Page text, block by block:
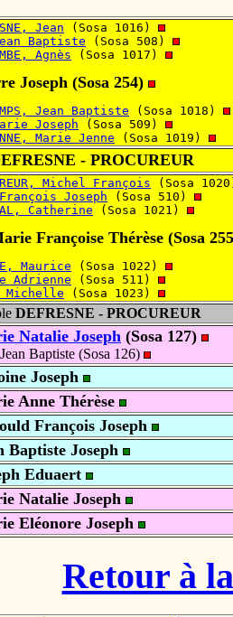
Jean (Sosa 1016)
Baptiste (Sosa 508)
Agnès (Sosa 1017)
Joseph (Sosa 254)
Jean Baptiste (Sosa 1018)
Joseph (Sosa 509)
Marie Jenne (Sosa 1019)
- PROCUREUR
Michel François (Sosa
François Joseph (Sosa 510)
Catherine (Sosa 1021)
Françoise Thérèse (Sosa
Maurice (Sosa 1022)
Adrienne (Sosa 511)
Michelle (Sosa 1023)
DEFRESNE - PROCUREUR
Natalie Joseph (Sosa 127)
Baptiste (Sosa 126)
Joseph
Anne Thérèse
François Joseph
Baptiste Joseph
Eduaert
Natalie Joseph
Eléonore Joseph
Retour à